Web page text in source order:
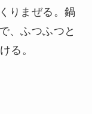
りまぜる。鍋
、ふつふつと
る。